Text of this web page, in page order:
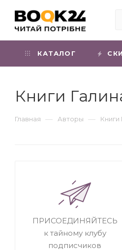
КАТАЛОГ
Книги
Главная — Авторы — Книги
ПРИСОЕДИНЯЙТЕСЬ
к тайному клубу
подписчиков